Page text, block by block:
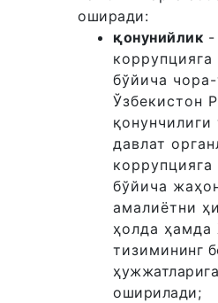
оширади:
қонунийлик -
бўйича
Ўзбекистон
қонунчилиги
давлат
бўйича
амалиётни
ҳолда
тизимининг
оширилади;